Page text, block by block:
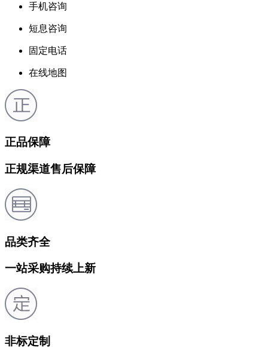
手机咨询
短息咨询
固定电话
在线地图
正品保障
正规渠道售后保障
品类齐全
一站采购持续上新
非标定制